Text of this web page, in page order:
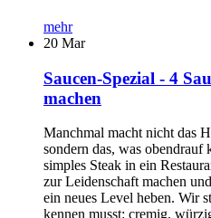
mehr
20 Mar
Saucen-Spezial - 4
machen
Manchmal macht nicht das
sondern das, was obendrauf
simples Steak in ein
zur Leidenschaft machen
ein neues Level heben. Wir
kennen musst: cremig,